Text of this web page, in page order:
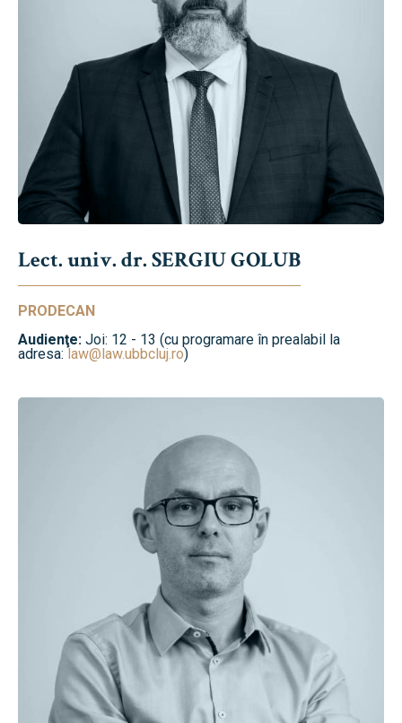
Lect. univ. dr. SERGIU GOLUB
PRODECAN
Audienţe: Joi: 12 - 13 (cu programare în prealabil la
adresa:law@law.ubbcluj.ro)